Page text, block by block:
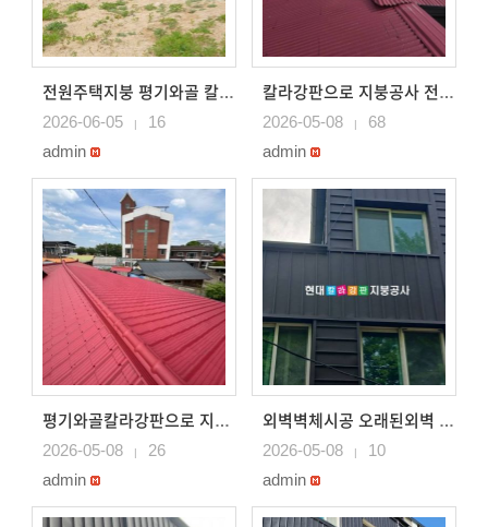
전원주택지붕 평기와골 칼라강판지붕으로 시공 용인지붕공사
2026-06-05 |
16
admin
칼라강판으로 지붕공사 전통기와골, 스레트S골 칼라강판으로 ..
2026-05-08 |
68
admin
평기와골칼라강판으로 지붕공사및 대문지붕공사 용인지붕공사
2026-05-08 |
26
admin
외벽벽체시공 오래된외벽 징크로 시공
2026-05-08 |
10
admin